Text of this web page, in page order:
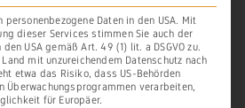
Daten in den USA. Mit
dieser Services stimmen Sie auch der
USA gemäß Art. 49 (1) lit. a DSGVO zu.
Land mit unzureichendem Datenschutz nach
etwa das Risiko, dass US-Behörden
Überwachungsprogrammen verarbeiten,
für Europäer.